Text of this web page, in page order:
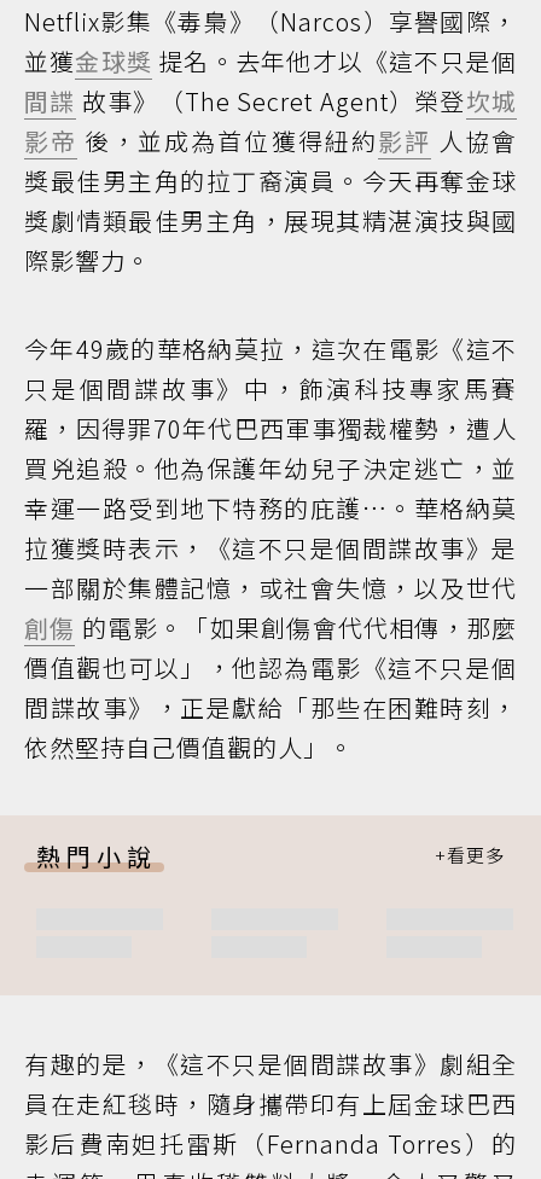
Netflix影集《毒梟》（Narcos）享譽國際，
並獲金球獎 提名。去年他才以《這不只是個
間諜 故事》（The Secret Agent）榮登坎城
影帝 後，並成為首位獲得紐約影評 人協會
獎最佳男主角的拉丁裔演員。今天再奪金球
獎劇情類最佳男主角，展現其精湛演技與國
際影響力。
今年49歲的華格納莫拉，這次在電影《這不
只是個間諜故事》中，飾演科技專家馬賽
羅，因得罪70年代巴西軍事獨裁權勢，遭人
買兇追殺。他為保護年幼兒子決定逃亡，並
幸運一路受到地下特務的庇護…。華格納莫
拉獲獎時表示，《這不只是個間諜故事》是
一部關於集體記憶，或社會失憶，以及世代
創傷 的電影。「如果創傷會代代相傳，那麼
價值觀也可以」，他認為電影《這不只是個
間諜故事》，正是獻給「那些在困難時刻，
依然堅持自己價值觀的人」。
熱門小說
有趣的是，《這不只是個間諜故事》劇組全
員在走紅毯時，隨身攜帶印有上屆金球巴西
影后費南妲托雷斯（Fernanda Torres）的